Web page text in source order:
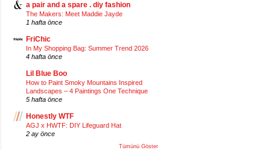
a pair and a spare . diy fashion
The Makers: Meet Maddie Jayde
1 hafta önce
FriChic
In My Shopping Bag: Summer Trend 2026
4 hafta önce
Lil Blue Boo
How to Paint Smoky Mountains Inspired
Landscapes – 4 Paintings One Technique
5 hafta önce
Honestly WTF
AGJ x HWTF: DIY Lifeguard Hat
2 ay önce
Tümünü Göster